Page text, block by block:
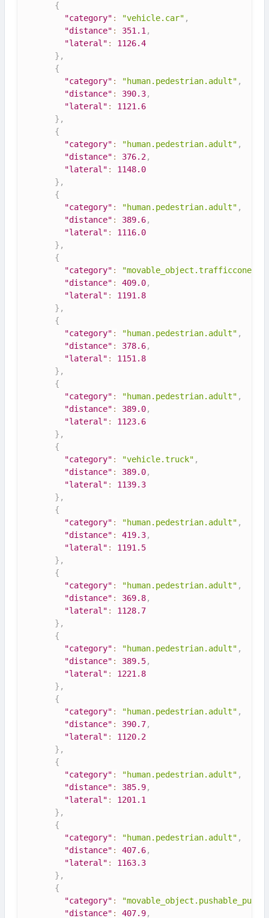
{
"category" : "vehicle.car" ,
"distance" : 351.1,
"lateral" :
1126.4
} ,
{
"category" : "human.pedestrian.adult" ,
"distance" : 390.3,
"lateral" :
1121.6
} ,
{
"category" : "human.pedestrian.adult" ,
"distance" : 376.2,
"lateral" :
1148.0
} ,
{
"category" : "human.pedestrian.adult" ,
"distance" : 389.6,
"lateral" :
1116.0
} ,
{
"category" : "movable_object.trafficcone"
"distance" : 409.0,
"lateral" :
1191.8
} ,
{
"category" : "human.pedestrian.adult" ,
"distance" : 378.6,
"lateral" :
1151.8
} ,
{
"category" : "human.pedestrian.adult" ,
"distance" : 389.0,
"lateral" :
1123.6
} ,
{
"category" : "vehicle.truck" ,
"distance" : 389.0,
"lateral" :
1139.3
} ,
{
"category" : "human.pedestrian.adult" ,
"distance" : 419.3,
"lateral" :
1191.5
} ,
{
"category" : "human.pedestrian.adult" ,
"distance" : 369.8,
"lateral" :
1128.7
} ,
{
"category" : "human.pedestrian.adult" ,
"distance" : 389.5,
"lateral" :
1221.8
} ,
{
"category" : "human.pedestrian.adult" ,
"distance" : 390.7,
"lateral" :
1120.2
} ,
{
"category" : "human.pedestrian.adult" ,
"distance" : 385.9,
"lateral" :
1201.1
} ,
{
"category" : "human.pedestrian.adult" ,
"distance" : 407.6,
"lateral" :
1163.3
} ,
{
"category" :
"distance" : 407.9,